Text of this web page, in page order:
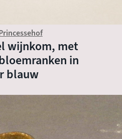
wijnkom, met
in
blauw